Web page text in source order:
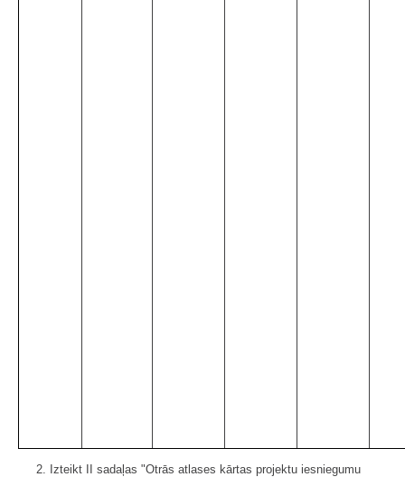
2. Izteikt II sadaļas "Otrās atlases kārtas projektu iesniegumu